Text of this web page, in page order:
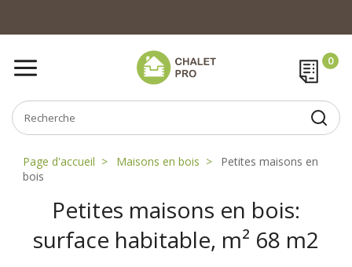
Page d'accueil Maisons en bois
Petites maisons en
bois
Petites maisons en bois:
surface habitable, m² 68 m2